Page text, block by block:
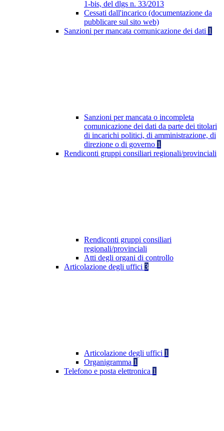
1-bis, del dlgs n. 33/2013
Cessati dall'incarico (documentazione da
pubblicare sul sito web)
Sanzioni per mancata comunicazione dei dati 1
Sanzioni per mancata o incompleta
comunicazione dei dati da parte dei titolari
di incarichi politici, di amministrazione, di
direzione o di governo 1
Rendiconti gruppi consiliari regionali/provinciali
Rendiconti gruppi consiliari
regionali/provinciali
Atti degli organi di controllo
Articolazione degli uffici 3
Articolazione degli uffici 1
Organigramma 1
Telefono e posta elettronica 1